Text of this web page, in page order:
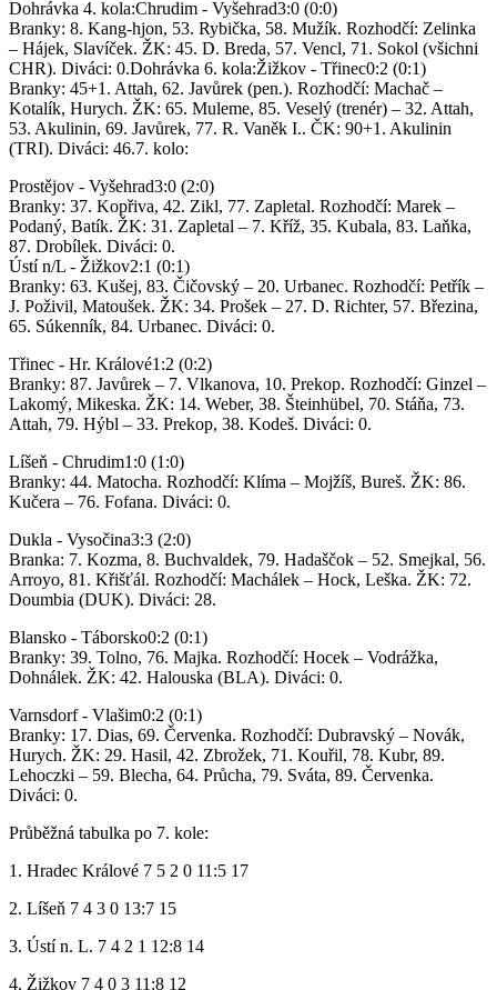
Dohrávka 4. kola:Chrudim - Vyšehrad3:0 (0:0)
Branky: 8. Kang-hjon, 53. Rybička, 58. Mužík. Rozhodčí: Zelinka
– Hájek, Slavíček. ŽK: 45. D. Breda, 57. Vencl, 71. Sokol (všichni
CHR). Diváci: 0.Dohrávka 6. kola:Žižkov - Třinec0:2 (0:1)
Branky: 45+1. Attah, 62. Javůrek (pen.). Rozhodčí: Machač –
Kotalík, Hurych. ŽK: 65. Muleme, 85. Veselý (trenér) – 32. Attah,
53. Akulinin, 69. Javůrek, 77. R. Vaněk I.. ČK: 90+1. Akulinin
(TRI). Diváci: 46.7. kolo:
Prostějov - Vyšehrad3:0 (2:0)
Branky: 37. Kopřiva, 42. Zikl, 77. Zapletal. Rozhodčí: Marek –
Podaný, Batík. ŽK: 31. Zapletal – 7. Kříž, 35. Kubala, 83. Laňka,
87. Drobílek. Diváci: 0.
Ústí n/L - Žižkov2:1 (0:1)
Branky: 63. Kušej, 83. Čičovský – 20. Urbanec. Rozhodčí: Petřík –
J. Poživil, Matoušek. ŽK: 34. Prošek – 27. D. Richter, 57. Březina,
65. Súkenník, 84. Urbanec. Diváci: 0.
Třinec - Hr. Králové1:2 (0:2)
Branky: 87. Javůrek – 7. Vlkanova, 10. Prekop. Rozhodčí: Ginzel –
Lakomý, Mikeska. ŽK: 14. Weber, 38. Šteinhübel, 70. Stáňa, 73.
Attah, 79. Hýbl – 33. Prekop, 38. Kodeš. Diváci: 0.
Líšeň - Chrudim1:0 (1:0)
Branky: 44. Matocha. Rozhodčí: Klíma – Mojžíš, Bureš. ŽK: 86.
Kučera – 76. Fofana. Diváci: 0.
Dukla - Vysočina3:3 (2:0)
Branka: 7. Kozma, 8. Buchvaldek, 79. Hadaščok – 52. Smejkal, 56.
Arroyo, 81. Křišťál. Rozhodčí: Machálek – Hock, Leška. ŽK: 72.
Doumbia (DUK). Diváci: 28.
Blansko - Táborsko0:2 (0:1)
Branky: 39. Tolno, 76. Majka. Rozhodčí: Hocek – Vodrážka,
Dohnálek. ŽK: 42. Halouska (BLA). Diváci: 0.
Varnsdorf - Vlašim0:2 (0:1)
Branky: 17. Dias, 69. Červenka. Rozhodčí: Dubravský – Novák,
Hurych. ŽK: 29. Hasil, 42. Zbrožek, 71. Kouřil, 78. Kubr, 89.
Lehoczki – 59. Blecha, 64. Průcha, 79. Sváta, 89. Červenka.
Diváci: 0.
Průběžná tabulka po 7. kole:
1. Hradec Králové 7 5 2 0 11:5 17
2. Líšeň 7 4 3 0 13:7 15
3. Ústí n. L. 7 4 2 1 12:8 14
4. Žižkov 7 4 0 3 11:8 12